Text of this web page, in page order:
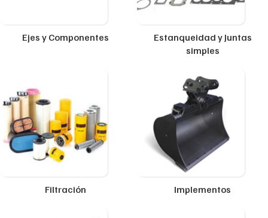
Ejes y Componentes
Estanqueidad y Juntas
simples
Filtración Implementos